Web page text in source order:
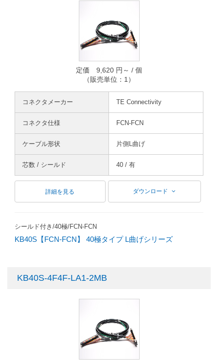
定価 9,620 円～ / 個
（販売単位：1）
コネクタメーカー TE Connectivity
コネクタ仕様 FCN-FCN
ケーブル形状 片側L曲げ
芯数 / シールド 40 / 有
詳細を見る ダウンロード
シールド付き/40極/FCN-FCN
KB40S【FCN-FCN】 40極タイプ L曲げシリーズ
KB40S-4F4F-LA1-2MB